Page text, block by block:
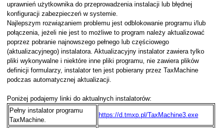
uprawnień użytkownika do przeprowadzenia instalacji lub błędnej
konfiguracji zabezpieczeń w systemie.
Najlepszym rozwiązaniem problemu jest odblokowanie programu i/lub
połączenia, jeżeli nie jest to możliwe to program należy aktualizować
poprzez pobranie najnowszego pełnego lub częściowego
(aktualizacyjnego) instalatora. Aktualizacyjny instalator zawiera tylko
pliki wykonywalne i niektóre inne pliki programu, nie zawiera plików
definicji formularzy, instalator ten jest pobierany przez TaxMachine
podczas automatycznej aktualizacji.
Poniżej podajemy linki do aktualnych instalatorów:
Pełny instalator programu
TaxMachine.
https://d.tmxp.pl/TaxMachine3.exe